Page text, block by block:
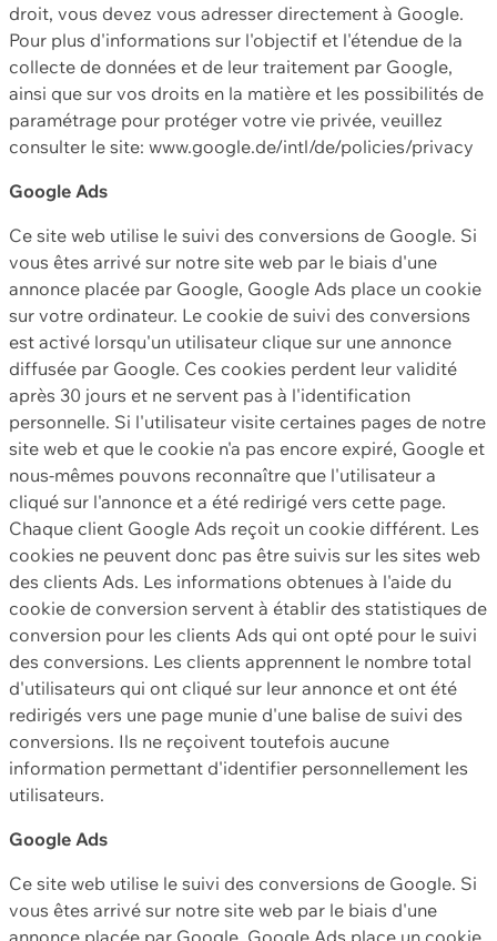
droit, vous devez vous adresser directement à Google.
Pour plus d'informations sur l'objectif et l'étendue de la
collecte de données et de leur traitement par Google,
ainsi que sur vos droits en la matière et les possibilités de
paramétrage pour protéger votre vie privée, veuillez
consulter le site: www.google.de/intl/de/policies/privacy
Google Ads
Ce site web utilise le suivi des conversions de Google. Si
vous êtes arrivé sur notre site web par le biais d'une
annonce placée par Google, Google Ads place un cookie
sur votre ordinateur. Le cookie de suivi des conversions
est activé lorsqu'un utilisateur clique sur une annonce
diffusée par Google. Ces cookies perdent leur validité
après 30 jours et ne servent pas à l'identification
personnelle. Si l'utilisateur visite certaines pages de notre
site web et que le cookie n'a pas encore expiré, Google et
nous-mêmes pouvons reconnaître que l'utilisateur a
cliqué sur l'annonce et a été redirigé vers cette page.
Chaque client Google Ads reçoit un cookie différent. Les
cookies ne peuvent donc pas être suivis sur les sites web
des clients Ads. Les informations obtenues à l'aide du
cookie de conversion servent à établir des statistiques de
conversion pour les clients Ads qui ont opté pour le suivi
des conversions. Les clients apprennent le nombre total
d'utilisateurs qui ont cliqué sur leur annonce et ont été
redirigés vers une page munie d'une balise de suivi des
conversions. Ils ne reçoivent toutefois aucune
information permettant d'identifier personnellement les
utilisateurs.
Google Ads
Ce site web utilise le suivi des conversions de Google. Si
vous êtes arrivé sur notre site web par le biais d'une